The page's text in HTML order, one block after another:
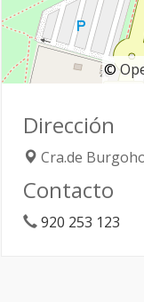
©
Dirección
Cra.de
Contacto
920 253 123